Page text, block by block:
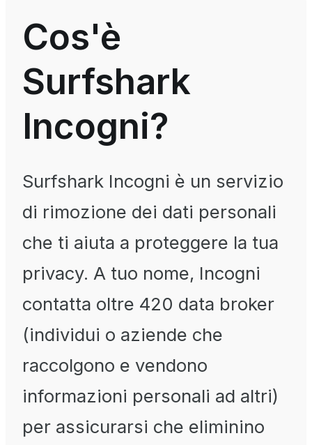
Cos'è
Surfshark
Incogni?
Surfshark Incogni è un servizio
di rimozione dei dati personali
che ti aiuta a proteggere la tua
privacy. A tuo nome, Incogni
contatta oltre 420 data broker
(individui o aziende che
raccolgono e vendono
informazioni personali ad altri)
per assicurarsi che eliminino